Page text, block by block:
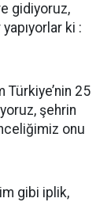
gidiyoruz,
ki :
25
şehrin
onu
gibi iplik,